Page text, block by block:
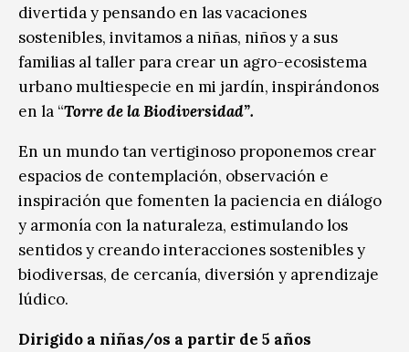
divertida y pensando en las vacaciones
sostenibles, invitamos a niñas, niños y a sus
familias al taller para crear un agro-ecosistema
urbano multiespecie en mi jardín, inspirándonos
en la “Torre de la Biodiversidad”.
En un mundo tan vertiginoso proponemos crear
espacios de contemplación, observación e
inspiración que fomenten la paciencia en diálogo
y armonía con la naturaleza, estimulando los
sentidos y creando interacciones sostenibles y
biodiversas, de cercanía, diversión y aprendizaje
lúdico.
Dirigido a niñas/os a partir de 5 años